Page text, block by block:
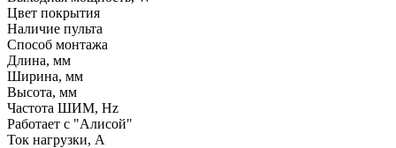
Цвет покрытия
Наличие пульта
Способ монтажа
Длина, мм
Ширина, мм
Высота, мм
Частота ШИМ, Hz
Работает с "Алисой"
Ток нагрузки, A